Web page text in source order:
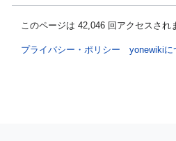
このページは 42,046 回アクセスされ
プライバシー・ポリシー yonewikiに